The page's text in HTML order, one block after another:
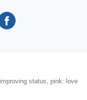
status, pink: love